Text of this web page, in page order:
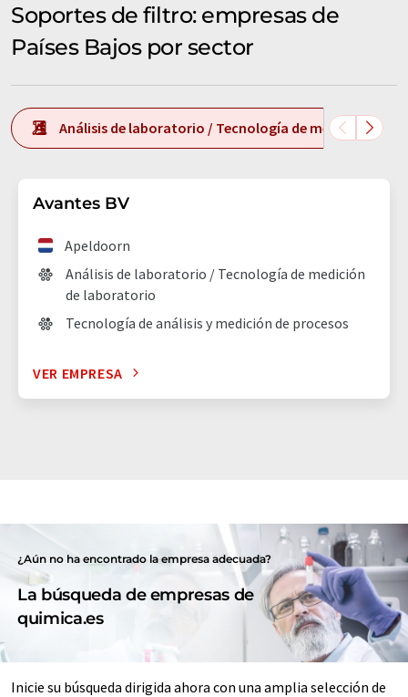
Soportes de filtro: empresas de
Países Bajos por sector
Análisis de laboratorio / Tecnología de medición de
Avantes BV
Apeldoorn
Análisis de laboratorio / Tecnología de medición
de laboratorio
Tecnología de análisis y medición de procesos
VER EMPRESA
¿Aún no ha encontrado la empresa adecuada?
La búsqueda de empresas de
quimica.es
Inicie su búsqueda dirigida ahora con una amplia selección de